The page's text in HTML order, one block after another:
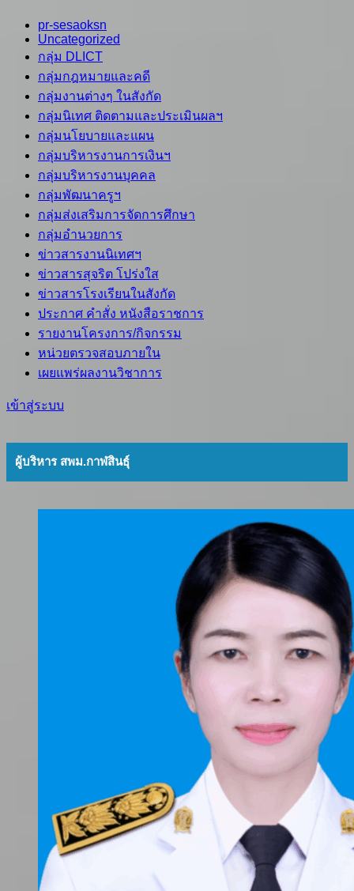
pr-sesaoksn
Uncategorized
กลุ่ม DLICT
กลุ่มกฎหมายและคดี
กลุ่มงานต่างๆ ในสังกัด
กลุ่มนิเทศ ติดตามและประเมินผลฯ
กลุ่มนโยบายและแผน
กลุ่มบริหารงานการเงินฯ
กลุ่มบริหารงานบุคคล
กลุ่มพัฒนาครูฯ
กลุ่มส่งเสริมการจัดการศึกษา
กลุ่มอำนวยการ
ข่าวสารงานนิเทศฯ
ข่าวสารสุจริต โปร่งใส
ข่าวสารโรงเรียนในสังกัด
ประกาศ คำสั่ง หนังสือราชการ
รายงานโครงการ/กิจกรรม
หน่วยตรวจสอบภายใน
เผยแพร่ผลงานวิชาการ
เข้าสู่ระบบ
ผู้บริหาร สพม.กาฬสินธุ์